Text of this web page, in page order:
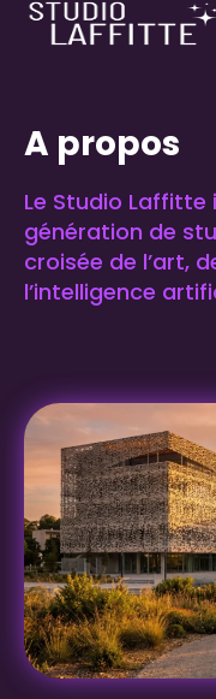
A propos
Le Studio Laffitte
génération de
croisée de l’art,
l’intelligence